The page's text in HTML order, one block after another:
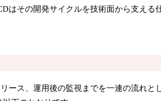
はその開発サイクルを技術面から支え
ース、運用後の監視までを一連の流れ